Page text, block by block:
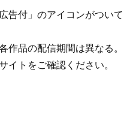
告付」のアイコンがついて
品の配信期間は異なる。
トをご確認ください。